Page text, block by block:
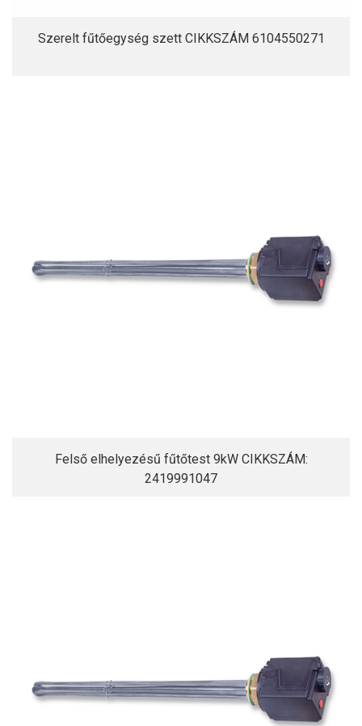
Szerelt fűtőegység szett CIKKSZÁM 6104550271
Felső elhelyezésű fűtőtest 9kW CIKKSZÁM:
2419991047